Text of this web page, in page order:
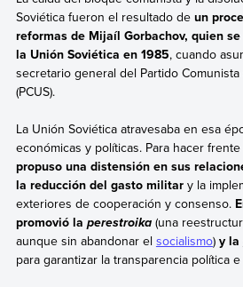
Soviética fueron el resultado de un
reformas de Mijaíl Gorbachov, quien
la Unión Soviética en 1985, cuando
secretario general del Partido
(PCUS).
La Unión Soviética atravesaba en esa
económicas y políticas. Para hacer frente
propuso una distensión en sus
la reducción del gasto military la
exteriores de cooperación y consenso.
promovió la perestroika (una
aunque sin abandonar el socialismo)y la
para garantizar la transparencia política